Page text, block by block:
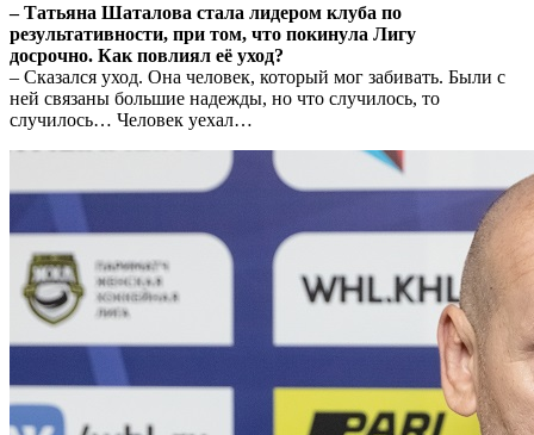
– Татьяна Шаталова стала лидером клуба по
результативности, при том, что покинула Лигу
досрочно. Как повлиял её уход?
– Сказался уход. Она человек, который мог забивать. Были с
ней связаны большие надежды, но что случилось, то
случилось… Человек уехал…